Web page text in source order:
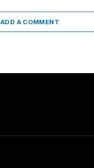
ADD A COMMENT